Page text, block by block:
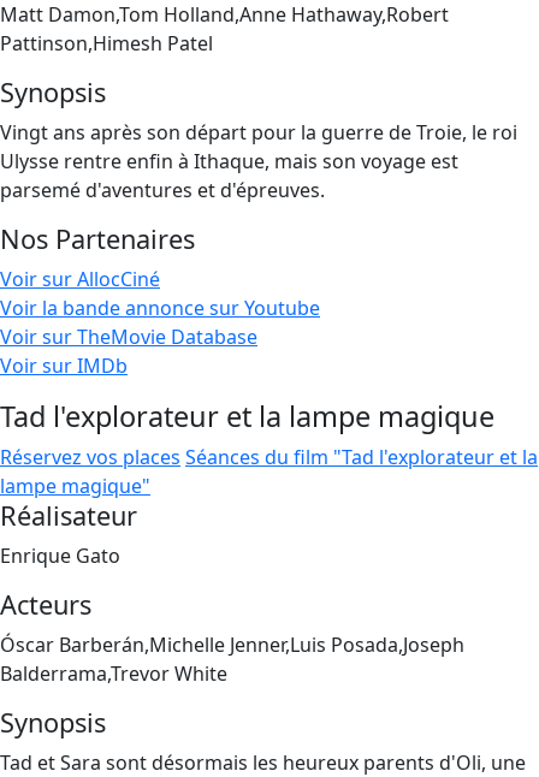
Matt Damon,Tom Holland,Anne Hathaway,Robert
Pattinson,Himesh Patel
Synopsis
Vingt ans après son départ pour la guerre de Troie, le roi
Ulysse rentre enfin à Ithaque, mais son voyage est
parsemé d'aventures et d'épreuves.
Nos Partenaires
Voir sur AllocCiné
Voir la bande annonce sur Youtube
Voir sur TheMovie Database
Voir sur IMDb
Tad l'explorateur et la lampe magique
Réservez vos places Séances du film "Tad l'explorateur et la
lampe magique"
Réalisateur
Enrique Gato
Acteurs
Óscar Barberán,Michelle Jenner,Luis Posada,Joseph
Balderrama,Trevor White
Synopsis
Tad et Sara sont désormais les heureux parents d'Oli, une